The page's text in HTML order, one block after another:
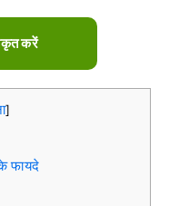
करें
]
फायदे